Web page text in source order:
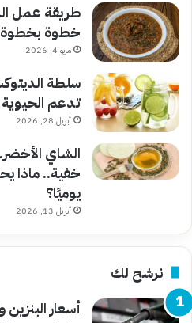
طريقة عمل
خطوة بخطوة
مايو 4, 2026
سلطة
تدعم
أبريل 28, 2026
الشاي
خفية.. ماذا
يوميًا؟
أبريل 13, 2026
نرشح لك
أسعار